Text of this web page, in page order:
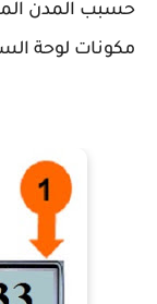
حسبب المدن
مكونات لوحة